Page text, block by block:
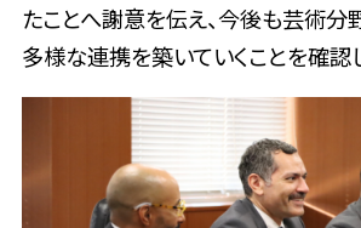
たことへ謝意を伝え、今後も芸術分
多様な連携を築いていくことを確認